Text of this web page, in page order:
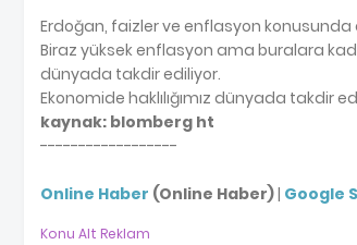
Erdoğan, faizler ve enflasyon konusunda
Biraz yüksek enflasyon ama buralara
dünyada takdir ediliyor.
Ekonomide haklılığımız dünyada takdir
kaynak: blomberg ht
------------------
Online Haber (Online Haber)| Google
Konu Alt Reklam